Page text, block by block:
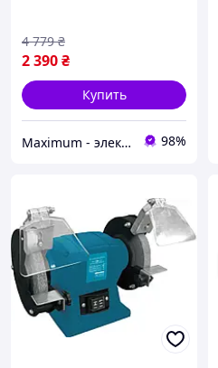
2 390₴
4 779 ₴
Купить
Maximum - электрические и бензиновый инструмент 98%